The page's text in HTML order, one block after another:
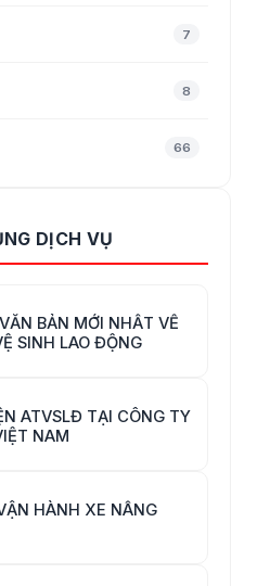
7
8
66
DỊCH VỤ
BẢN MỚI NHẤT VỀ
SINH LAO ĐỘNG
ATVSLĐ TẠI CÔNG TY
NAM
HÀNH XE NÂNG